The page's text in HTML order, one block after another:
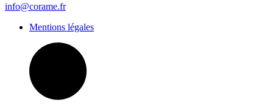
info@corame.fr
Mentions légales